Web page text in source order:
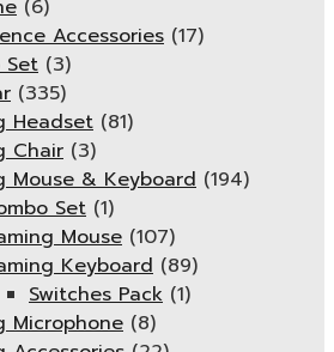
(6)
Accessories (17)
Set (3)
(335)
Headset (81)
Chair (3)
Mouse & Keyboard (194)
Set (1)
Mouse (107)
Keyboard (89)
Switches Pack (1)
Microphone (8)